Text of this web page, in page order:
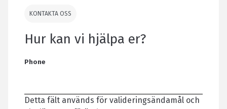
KONTAKTA OSS
Hur kan vi hjälpa er?
Phone
Detta fält används för valideringsändamål och